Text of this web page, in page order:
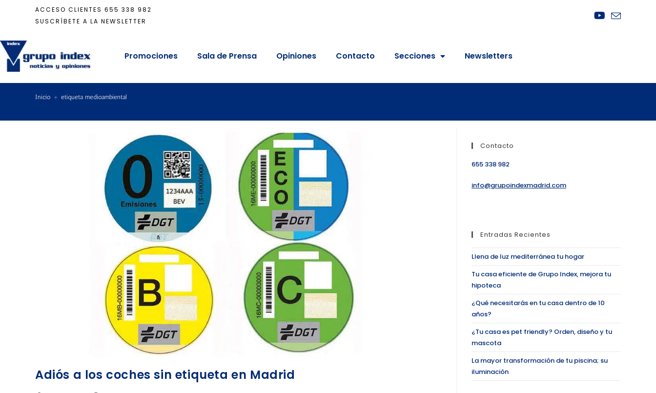
ACCESO CLIENTES 655 338 982
SUSCRÍBETE A LA NEWSLETTER
Promociones Sala de Prensa Opiniones Contacto Secciones Newsletters
Inicio + etiqueta medioambiental
Adiós a los coches sin etiqueta en Madrid
Contacto
655 338 982
info@grupoindexmadrid.com
Entradas Recientes
Llena de luz mediterránea tu hogar
Tu casa eficiente de Grupo Index, mejora tu
hipoteca
¿Qué necesitarás en tu casa dentro de 10
años?
¿Tu casa es pet friendly? Orden, diseño y tu
mascota
La mayor transformación de tu piscina; su
iluminación